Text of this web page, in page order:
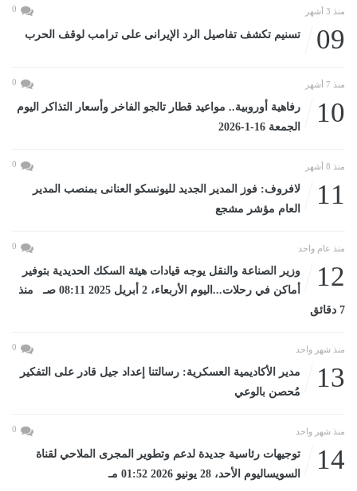
منذ 3 أشهر 0
09 تسنيم تكشف تفاصيل الرد الإيرانى على ترامب لوقف الحرب
منذ 7 أشهر 0
10
رفاهية أوروبية.. مواعيد قطار تالجو الفاخر وأسعار التذاكر اليوم
الجمعة 16-1-2026
منذ 8 أشهر 0
11
لافروف: فوز المدير الجديد لليونسكو العنانى بمنصب المدير
العام مؤشر مشجع
منذ عام واحد 0
12
وزير الصناعة والنقل يوجه قيادات هيئة السكك الحديدية بتوفير
أماكن في رحلات...اليوم الأربعاء، 2 أبريل 2025 08:11 صـ منذ
7 دقائق
منذ شهر واحد 0
13
مدير الأكاديمية العسكرية: رسالتنا إعداد جيل قادر على التفكير
مُحصن بالوعي
منذ شهر واحد 0
14
توجيهات رئاسية جديدة لدعم وتطوير المجرى الملاحي لقناة
السويساليوم الأحد، 28 يونيو 2026 01:52 مـ